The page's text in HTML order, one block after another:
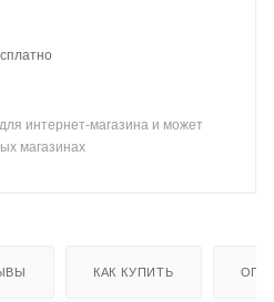
интернет-магазина и может
магазинах
КАК КУПИТЬ